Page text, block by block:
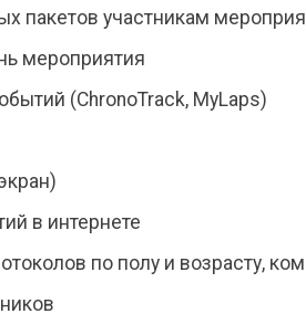
пакетов участникам
мероприятия
(ChronoTrack, MyLaps)
в интернете
по полу и возрасту,